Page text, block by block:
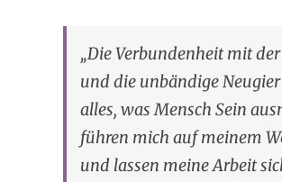
„Die Verbundenheit mit
und die unbändige
alles, was Mensch Sein
führen mich auf meinem
und lassen meine Arbeit